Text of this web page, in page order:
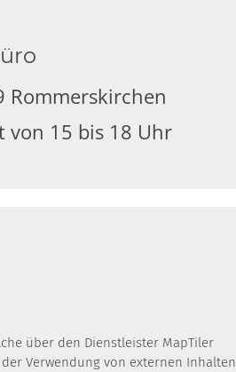
Rommerskirchen
von 15 bis 18 Uhr
über den Dienstleister MapTiler
Verwendung von externen Inhalten